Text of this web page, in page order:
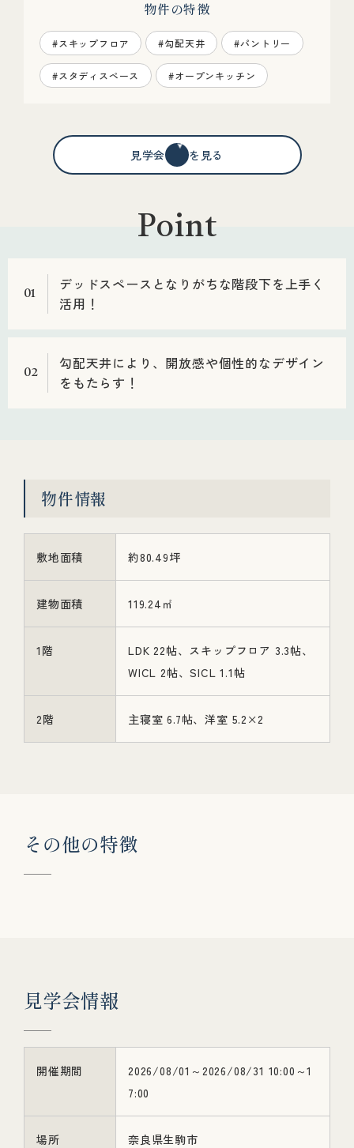
物件の特徴
#スキップフロア #勾配天井 #パントリー
#スタディスペース #オープンキッチン
見学会情報を見る
Point
01
デッドスペースとなりがちな階段下を上手く
活用！
02
勾配天井により、開放感や個性的なデザイン
をもたらす！
物件情報
敷地面積 約80.49坪
建物面積 119.24㎡
1階
LDK 22帖、スキップフロア 3.3帖、
WICL 2帖、SICL 1.1帖
2階 主寝室 6.7帖、洋室 5.2×2
その他の特徴
見学会情報
開催期間
2026/08/01～2026/08/31 10:00～1
7:00
場所 奈良県生駒市